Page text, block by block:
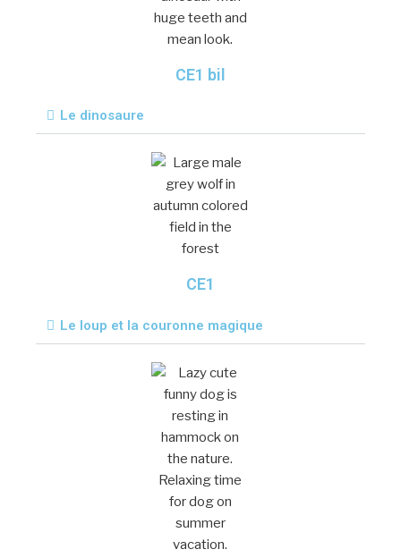
CE1 bil
Le dinosaure
CE1
Le loup et la couronne magique